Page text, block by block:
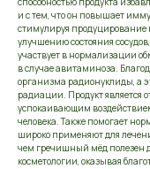
и с тем, что он повышает
стимулируя продуцирование
улучшению состояния
участвует в нормализации
в случае авитаминоза.
организма радионуклиды, а
радиации. Продукт является
успокаивающим
человека. Также помогает
широко применяют для
чем гречишный мёд полезен
косметологии, оказывая